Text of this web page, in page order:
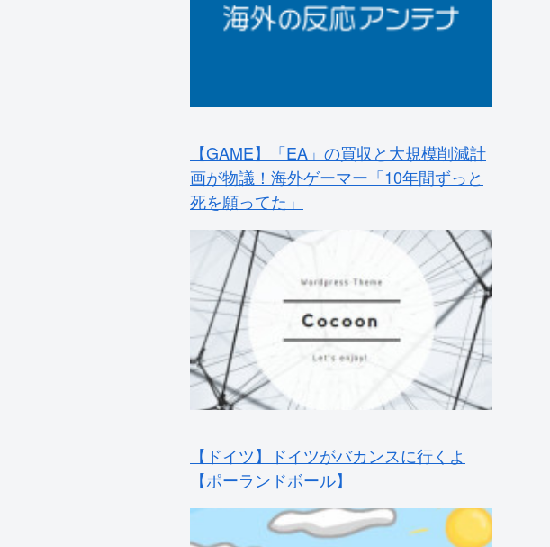
【ポーランドボール】
【海外】南半球のオーロラは北半球のオ
実に迫る！